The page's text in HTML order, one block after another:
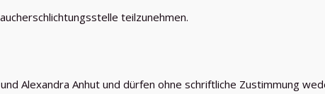
teilzunehmen.
Alexandra Anhut und dürfen ohne schriftliche Zustimmung